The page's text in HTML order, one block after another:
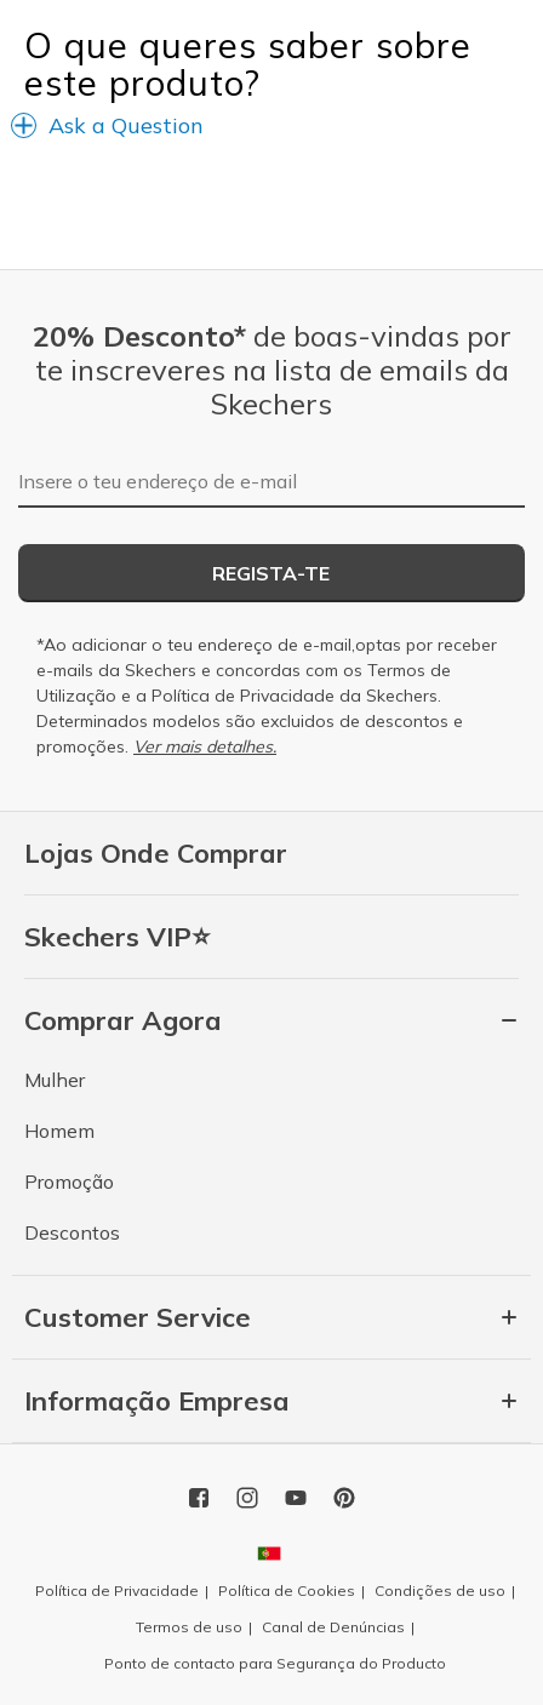
O que queres saber sobre
este produto?
Ask a Question
Lojas Onde Comprar
Skechers VIP⭐
Comprar Agora
Mulher
Homem
Promoção
Descontos
Customer Service
Informação Empresa
20% Desconto*de boas-vindas por
te inscreveres na lista de emails da
Skechers
Endereço de e-mail
REGISTA-TE
*Ao adicionar o teu endereço de e-mail,optas por receber
e-mails da Skechers e concordas com os Termos de
Utilização e a Política de Privacidade da Skechers.
Determinados modelos são excluidos de descontos e
promoções. Ver mais detalhes.
Política de Privacidade Política de Cookies
Condições de uso
Termos de uso
Canal de Denúncias
Ponto de contacto para Segurança do Producto